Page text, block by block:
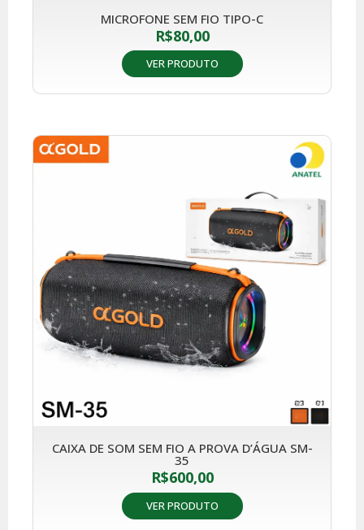
MICROFONE SEM FIO TIPO-C
R$80,00
VER PRODUTO
CAIXA DE SOM SEM FIO A PROVA D’ÁGUA SM-
35
R$600,00
VER PRODUTO